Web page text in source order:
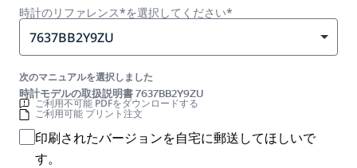
時計のリファレンス*を選択してください*
7637BB2Y9ZU
次のマニュアルを選択しました
時計モデルの取扱説明書 7637BB2Y9ZU
ご利用不可能 PDFをダウンロードする
ご利用可能 プリント注文
印刷されたバージョンを自宅に郵送してほしいで
す。